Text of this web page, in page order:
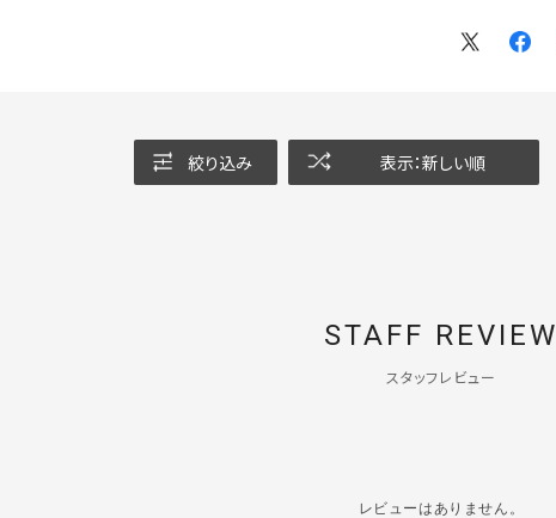
絞り込み 表示：新しい順
STAFF REVIEW
スタッフレビュー
レビューはありません。